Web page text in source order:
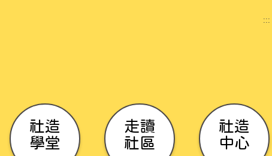
:::
社造
學堂
走讀
社區
社造
中心